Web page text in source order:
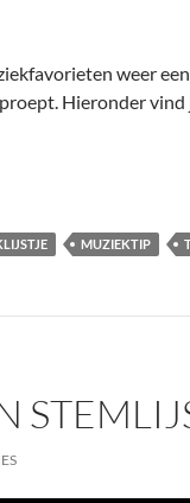
weer
Hieronder
MUZIEKTIP